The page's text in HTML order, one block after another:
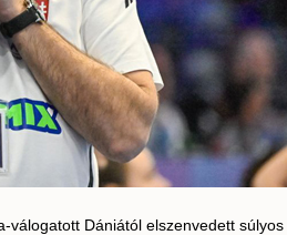
válogatott Dániától elszenvedett súlyos